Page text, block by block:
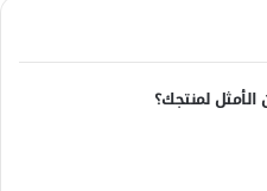
الأمثل لمنتجك؟